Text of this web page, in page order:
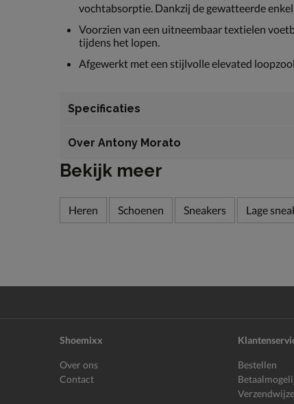
vochtabsorptie. Dankzij de gewatteerde
Voorzien van een uitneembaar textielen
tijdens het lopen.
Afgewerkt met een stijlvolle elevated
Specificaties
Over Antony Morato
Bekijk meer
Heren Schoenen Sneakers Lage
Shoemixx
Over ons
Contact
Bestellen